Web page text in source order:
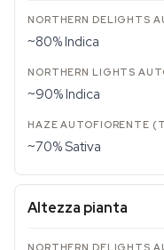
~80% Indica
~90% Indica
~70% Sativa
Altezza pianta